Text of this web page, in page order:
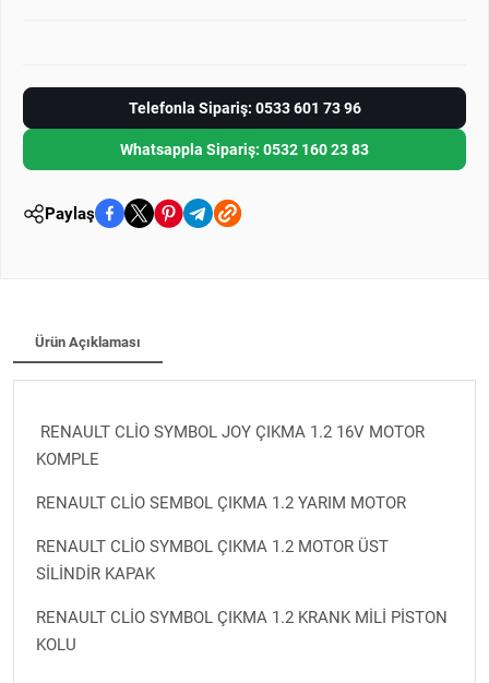
Telefonla Sipariş: 0533 601 73 96
Whatsappla Sipariş: 0532 160 23 83
Paylaş
Ürün Açıklaması
RENAULT CLİO SYMBOL JOY ÇIKMA 1.2 16V MOTOR
KOMPLE
RENAULT CLİO SEMBOL ÇIKMA 1.2 YARIM MOTOR
RENAULT CLİO SYMBOL ÇIKMA 1.2 MOTOR ÜST
SİLİNDİR KAPAK
RENAULT CLİO SYMBOL ÇIKMA 1.2 KRANK MİLİ PİSTON
KOLU